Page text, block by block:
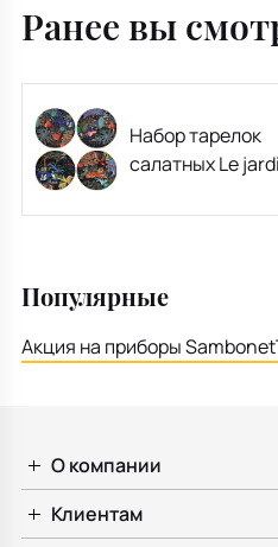
Ранее вы
Набор тарелок
салатных Le
шт
Популярные
Акция на приборы Sambonet
О компании
Клиентам